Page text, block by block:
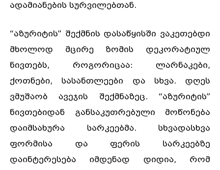
ადამიანების სურვილებთან.
“აზურიტის” შექმნის დასაწყისში ვაკეთებდი
მხოლოდ მცირე ზომის დეკორატიულ
ნივთებს, როგორიცაა: ლარნაკები,
ქოთნები, სასანთლეები და სხვა. დღეს
ვმუშაობ ავეჯის შექმნაზეც. “აზურიტის”
ნივთებიდან განსაკუთრებული მოწონება
დაიმსახურა სარკეებმა. სხვადასხვა
ფორმისა და ფერის სარკეებზე
დაინტერესება იმდენად დიდია, რომ